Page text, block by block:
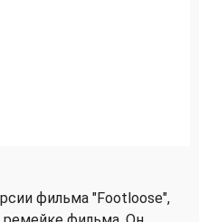
фильма "Footloose",